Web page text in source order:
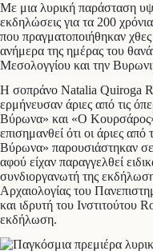
Με μια λυρική παράσταση
εκδηλώσεις για τα 200
που πραγματοποιήθηκαν
ανήμερα της ημέρας του
Μεσολογγίου και την
Η σοπράνο Natalia Quiroga
ερμήνευσαν άριες από τις
Βύρωνα» και «Ο
επισημανθεί ότι οι άριες
Βύρωνα» παρουσιάστηκαν
αφού είχαν παραγγελθεί
συνδιοργανωτή της
Αρχαιολογίας του
και ιδρυτή του Ινστιτούτου
εκδήλωση.